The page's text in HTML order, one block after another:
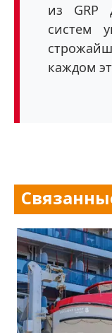
из GRP
систем
каждом